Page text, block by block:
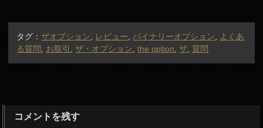
タグ：ザオプション レビュー バイナリーオプション
よくあ
る質問
お取引 ,ザ・オプション ,the option ,ザ 質問
コメントを残す